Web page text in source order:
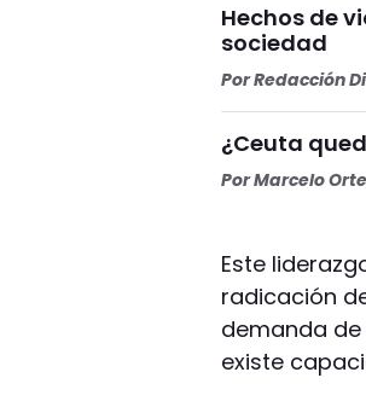
Hechos de
sociedad
PorRedacción
¿Ceuta
PorMarcelo
Este
radicación
demanda
existe